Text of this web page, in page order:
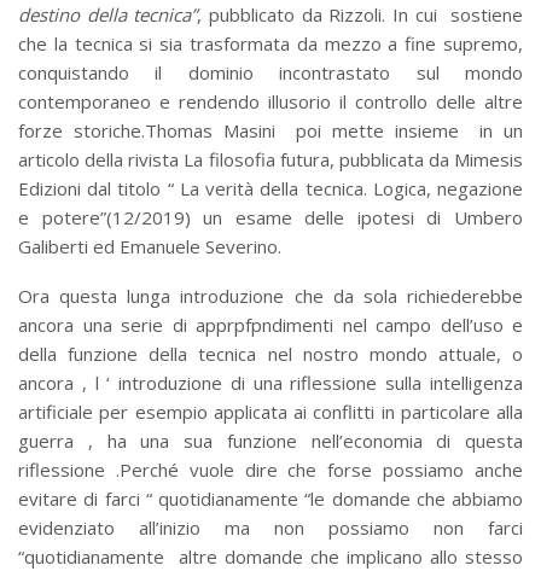
destino della tecnica”, pubblicato da Rizzoli. In cui sostiene
che la tecnica si sia trasformata da mezzo a fine supremo,
conquistando il dominio incontrastato sul mondo
contemporaneo e rendendo illusorio il controllo delle altre
forze storiche.Thomas Masini poi mette insieme in un
articolo della rivista La filosofia futura, pubblicata da Mimesis
Edizioni dal titolo “ La verità della tecnica. Logica, negazione
e potere”(12/2019) un esame delle ipotesi di Umbero
Galiberti ed Emanuele Severino.
Ora questa lunga introduzione che da sola richiederebbe
ancora una serie di apprpfpndimenti nel campo dell’uso e
della funzione della tecnica nel nostro mondo attuale, o
ancora , l ‘ introduzione di una riflessione sulla intelligenza
artificiale per esempio applicata ai conflitti in particolare alla
guerra , ha una sua funzione nell’economia di questa
riflessione .Perché vuole dire che forse possiamo anche
evitare di farci “ quotidianamente “le domande che abbiamo
evidenziato all’inizio ma non possiamo non farci
“quotidianamente altre domande che implicano allo stesso